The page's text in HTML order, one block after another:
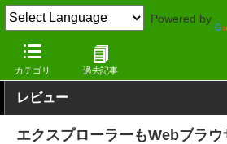
Powered by
カテゴリ 過去記事
窓の杜 システム・ファイル
レビュー
エクスプローラーもWebブラ